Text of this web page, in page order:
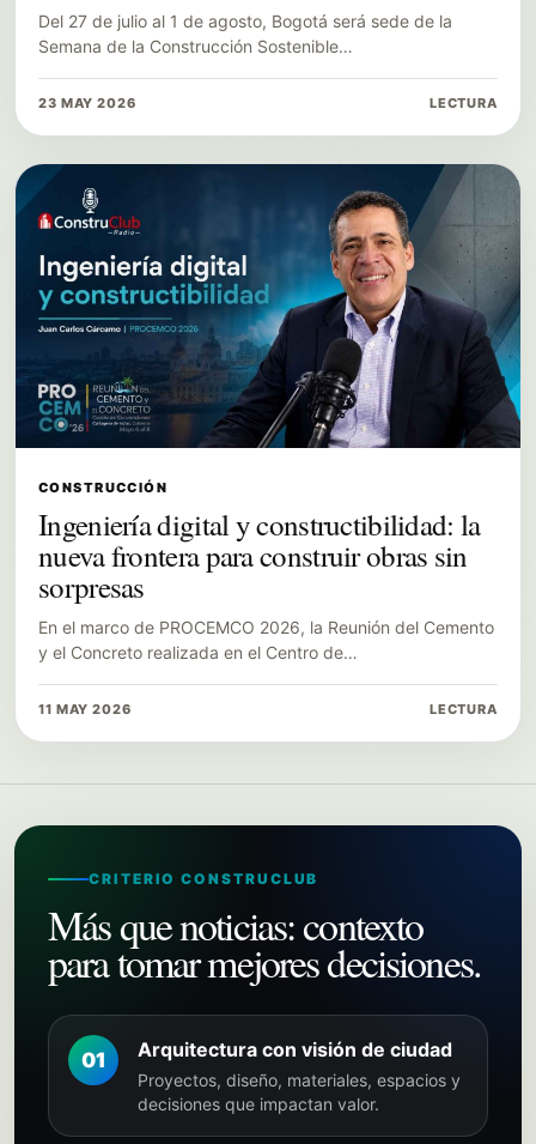
Del 27 de julio al 1 de agosto, Bogotá será sede de la
Semana de la Construcción Sostenible…
23 MAY 2026 LECTURA
CONSTRUCCIÓN
Ingeniería digital y constructibilidad: la
nueva frontera para construir obras sin
sorpresas
En el marco de PROCEMCO 2026, la Reunión del Cemento
y el Concreto realizada en el Centro de…
11 MAY 2026 LECTURA
CRITERIO CONSTRUCLUB
Más que noticias: contexto
para tomar mejores decisiones.
01 Arquitectura con visión de ciudad
Proyectos, diseño, materiales, espacios y
decisiones que impactan valor.